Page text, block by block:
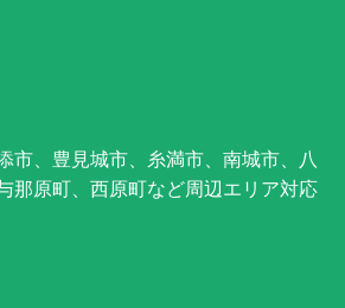
市、豊見城市、糸満市、南城市、八
那原町、西原町など周辺エリア対応